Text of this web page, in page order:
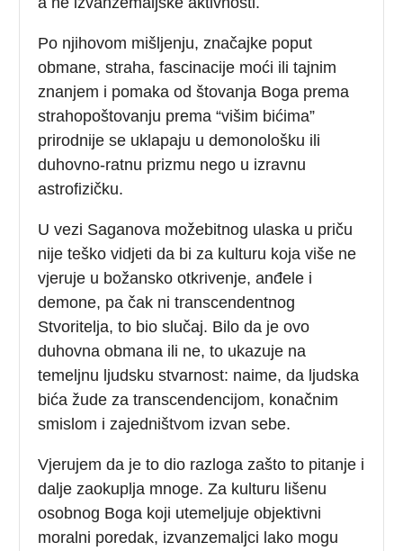
Po njihovom mišljenju, značajke poput
obmane, straha, fascinacije moći ili tajnim
znanjem i pomaka od štovanja Boga prema
strahopoštovanju prema “višim bićima”
prirodnije se uklapaju u demonološku ili
duhovno-ratnu prizmu nego u izravnu
astrofizičku.
U vezi Saganova možebitnog ulaska u priču
nije teško vidjeti da bi za kulturu koja više ne
vjeruje u božansko otkrivenje, anđele i
demone, pa čak ni transcendentnog
Stvoritelja, to bio slučaj. Bilo da je ovo
duhovna obmana ili ne, to ukazuje na
temeljnu ljudsku stvarnost: naime, da ljudska
bića žude za transcendencijom, konačnim
smislom i zajedništvom izvan sebe.
Vjerujem da je to dio razloga zašto to pitanje i
dalje zaokuplja mnoge. Za kulturu lišenu
osobnog Boga koji utemeljuje objektivni
moralni poredak, izvanzemaljci lako mogu